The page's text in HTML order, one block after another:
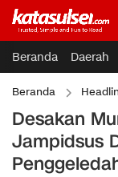
Beranda Daerah
Beranda
Desakan
Jampidsus